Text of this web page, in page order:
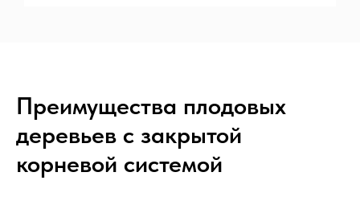
Преимущества плодовых
деревьев с закрытой
корневой системой